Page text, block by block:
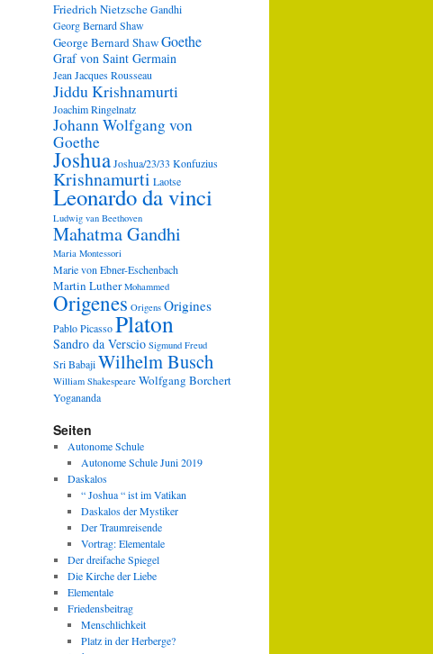
Friedrich NietzscheGandhi
Georg Bernard Shaw
George Bernard ShawGoethe
Graf von Saint Germain
Jean Jacques Rousseau
Jiddu Krishnamurti
Joachim Ringelnatz
Johann Wolfgang von
Goethe
JoshuaJoshua/23/33 Konfuzius
Krishnamurti Laotse
Leonardo da vinci
Ludwig van Beethoven
Mahatma Gandhi
Maria Montessori
Marie von Ebner-Eschenbach
Martin Luther Mohammed
Origenes Origens Origines
Pablo PicassoPlaton
Sandro da Verscio Sigmund Freud
Sri BabajiWilhelm Busch
William Shakespeare Wolfgang Borchert
Yogananda
Seiten
Autonome Schule
Autonome Schule Juni 2019
Daskalos
“ Joshua “ ist im Vatikan
Daskalos der Mystiker
Der Traumreisende
Vortrag: Elementale
Der dreifache Spiegel
Die Kirche der Liebe
Elementale
Friedensbeitrag
Menschlichkeit
Platz in der Herberge?